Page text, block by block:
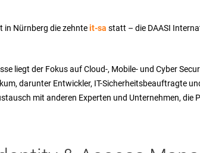
in Nürnberg die zehnteit-sa statt – die DAASI
liegt der Fokus auf Cloud-, Mobile- und Cyber
darunter Entwickler, IT-Sicherheitsbeauftragte
mit anderen Experten und Unternehmen, die